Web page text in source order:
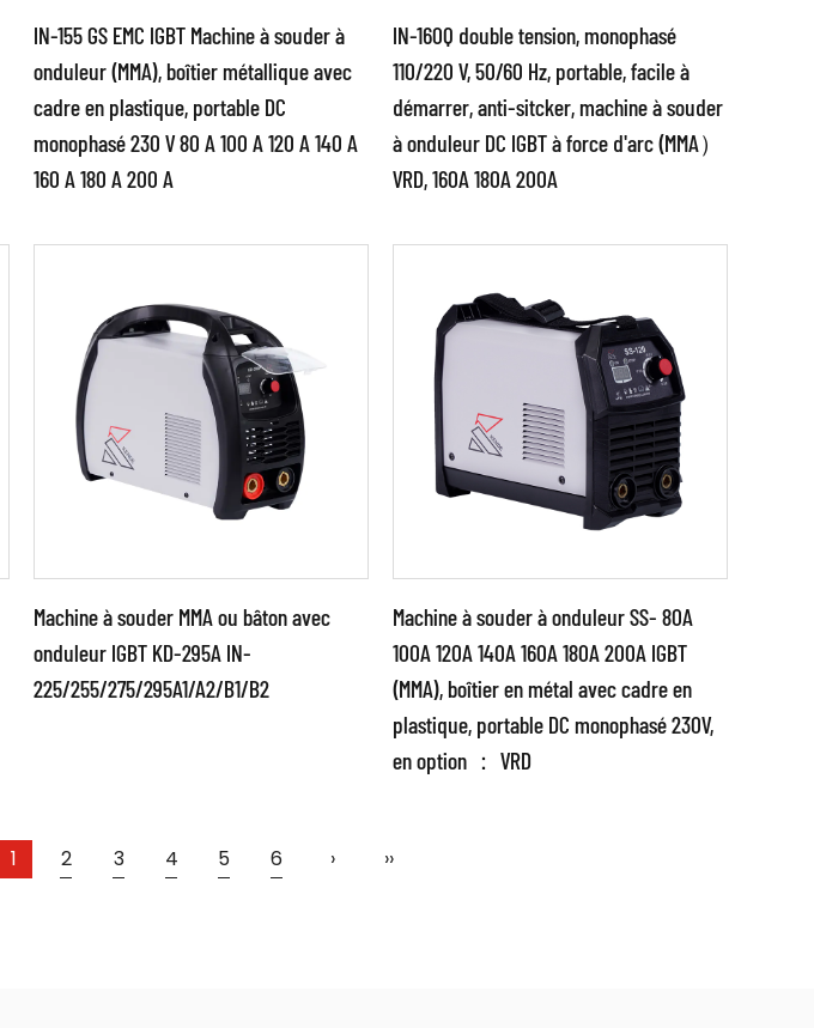
Paramètres:
●Source d'énergie de soudage
IN-155 GS EMC IGBT Machine à souder à
onduleur (MMA), boîtier métallique avec
cadre en plastique, portable DC
monophasé 230 V 80 A 100 A 120 A 140 A
160 A 180 A 200 A
Paramètres:
●Source d'énergie de soudage
Avec brevet ...
EN SAVOIR PLUS
IN-160Q double tension, monophasé
110/220 V, 50/60 Hz, portable, facile à
démarrer, anti-sitcker, machine à souder
à onduleur DC IGBT à force d'arc (MMA）
VRD, 160A 180A 200A
et avancée ●Utilisez l...
EN SAVOIR PLUS
Machine à souder MMA ou bâton avec
onduleur IGBT KD-295A IN-
225/255/275/295A1/A2/B1/B2
Paramètres:
●Source d'énergie de soudage
Machine à souder à onduleur SS- 80A
100A 120A 140A 160A 180A 200A IGBT
(MMA), boîtier en métal avec cadre en
plastique, portable DC monophasé 230V,
en option ： VRD
1 2 3 4 5 6 › ››